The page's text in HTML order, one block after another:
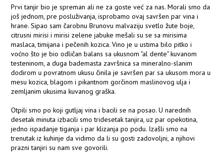
Prvi tanjir bio je spreman ali ne za goste već za nas. Morali smo da
još jednom, pre posluživanja, isprobamo ovaj savršen par vina i
hrane. Sipao sam čarobnu Brunovu malvaziju svetlo žute boje,
citrusni mirisi i mirisi zelene jabuke mešali su se sa mirisima
maslaca, timijana i pečenih kozica. Vino je u ustima bilo pitko i
voćno što je bio odličan balans sa ukusnom "al dente" kuvanom
testeninom, a duga bademasta završnica sa mineralno-slanim
dodirom u povratnom ukusu činila je savršen par sa ukusom mora u
mesu kozica, blagom i pikantnom gorčinom maslinovog ulja i
zemljanim ukusima kuvanog graška.
Otpili smo po koji gutljaj vina i bacili se na posao. U narednih
desetak minuta izbacili smo tridesetak tanjira, uz par opekotina,
jedno ispadanje tiganja i par klizanja po podu. Izašli smo na
trenutak iz kuhinje da vidimo da li su gosti zadovoljni, a njihovi
prazni tanjiri su nam sve govorili.